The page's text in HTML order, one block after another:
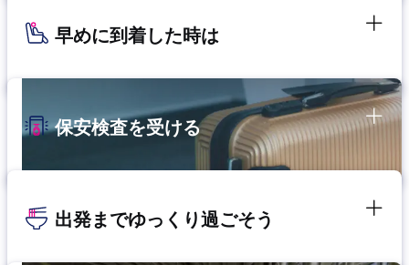
早めに到着した時は
保安検査を受ける
出発までゆっくり過ごそう